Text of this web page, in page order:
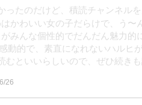
ったのだけど、積読チャンネル
かわいい女の子だらけで、う〜
みんな個性的でだんだん魅力的
動的で、素直になれないハルヒ
といいらしいので、ぜひ続きも
26